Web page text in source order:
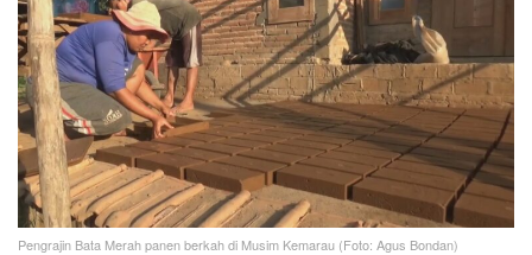
Pengrajin Bata Merah panen berkah di Musim Kemarau (Foto: Agus Bondan)